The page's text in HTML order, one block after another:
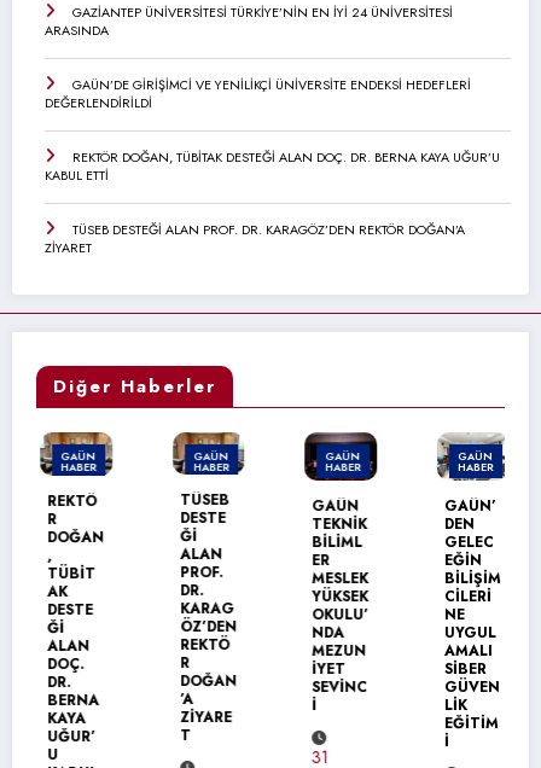
GAZİANTEP ÜNİVERSİTESİ TÜRKİYE’NİN EN İYİ 24 ÜNİVERSİTESİ
ARASINDA
GAÜN’DE GİRİŞİMCİ VE YENİLİKÇİ ÜNİVERSİTE ENDEKSİ HEDEFLERİ
DEĞERLENDİRİLDİ
REKTÖR DOĞAN, TÜBİTAK DESTEĞİ ALAN DOÇ. DR. BERNA KAYA UĞUR’U
KABUL ETTİ
TÜSEB DESTEĞİ ALAN PROF. DR. KARAGÖZ’DEN REKTÖR DOĞAN’A
ZİYARET
Diğer Haberler
GAÜN
HABER
REKTÖ
R
DOĞAN
TÜBİT
AK
DESTE
Ğİ
ALAN
DOÇ.
DR.
BERNA
KAYA
UĞUR’
U
GAÜN
HABER
TÜSEB
DESTE
Ğİ
ALAN
PROF.
DR.
KARAG
ÖZ’DEN
REKTÖ
R
DOĞAN
’A
ZİYARE
T
GAÜN
HABER
GAÜN
TEKNİK
BİLİML
ER
MESLEK
YÜKSEK
OKULU’
NDA
MEZUN
İYET
SEVİNC
31
GAÜN
HABER
GAÜN’
DEN
GELEC
EĞİN
BİLİŞİM
CİLERİ
NE
UYGUL
AMALI
SİBER
GÜVEN
LİK
EĞİTİM